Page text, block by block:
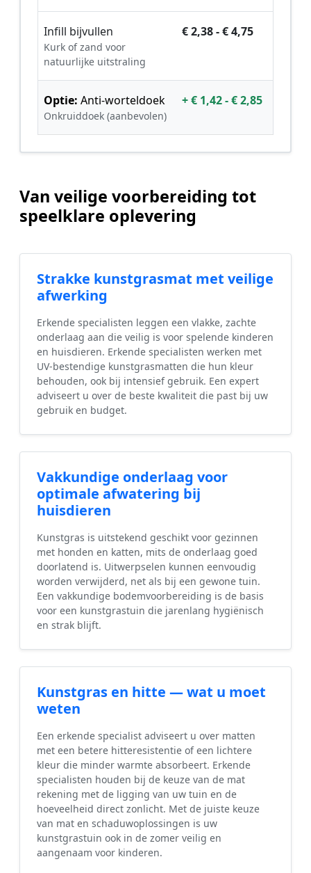
Infill bijvullen
Kurk of zand voor
natuurlijke uitstraling
€ 2,38 - € 4,75
Optie: Anti-worteldoek
Onkruiddoek (aanbevolen)
+ € 1,42 - € 2,85
Van veilige voorbereiding tot
speelklare oplevering
Strakke kunstgrasmat met veilige
afwerking
Erkende specialisten leggen een vlakke, zachte
onderlaag aan die veilig is voor spelende kinderen
en huisdieren. Erkende specialisten werken met
UV-bestendige kunstgrasmatten die hun kleur
behouden, ook bij intensief gebruik. Een expert
adviseert u over de beste kwaliteit die past bij uw
gebruik en budget.
Vakkundige onderlaag voor
optimale afwatering bij
huisdieren
Kunstgras is uitstekend geschikt voor gezinnen
met honden en katten, mits de onderlaag goed
doorlatend is. Uitwerpselen kunnen eenvoudig
worden verwijderd, net als bij een gewone tuin.
Een vakkundige bodemvoorbereiding is de basis
voor een kunstgrastuin die jarenlang hygiënisch
en strak blijft.
Kunstgras en hitte — wat u moet
weten
Een erkende specialist adviseert u over matten
met een betere hitteresistentie of een lichtere
kleur die minder warmte absorbeert. Erkende
specialisten houden bij de keuze van de mat
rekening met de ligging van uw tuin en de
hoeveelheid direct zonlicht. Met de juiste keuze
van mat en schaduwoplossingen is uw
kunstgrastuin ook in de zomer veilig en
aangenaam voor kinderen.